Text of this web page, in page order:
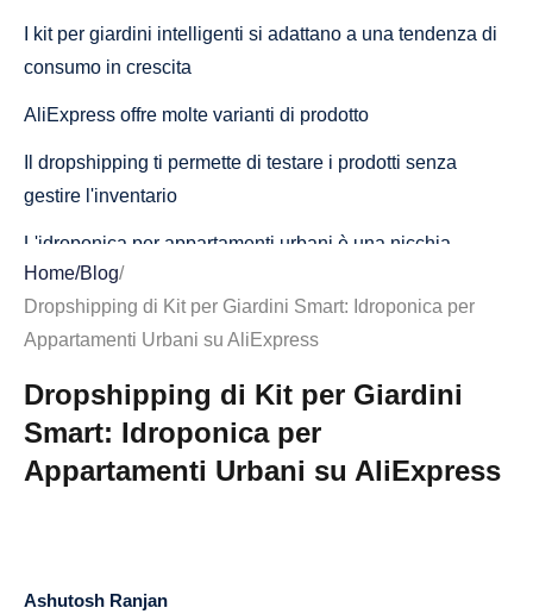
I kit per giardini intelligenti si adattano a una tendenza di
consumo in crescita
AliExpress offre molte varianti di prodotto
Il dropshipping ti permette di testare i prodotti senza
gestire l'inventario
L'idroponica per appartamenti urbani è una nicchia
redditizia?
dropshipping
Potenziali sfide da considerare
2. Kit per orti indoor con luci di crescita a LED
Home/Blog/
Dropshipping di Kit per Giardini Smart: Idroponica per
Appartamenti Urbani su AliExpress
Dropshipping di Kit per Giardini
Smart: Idroponica per
Appartamenti Urbani su AliExpress
Ashutosh Ranjan